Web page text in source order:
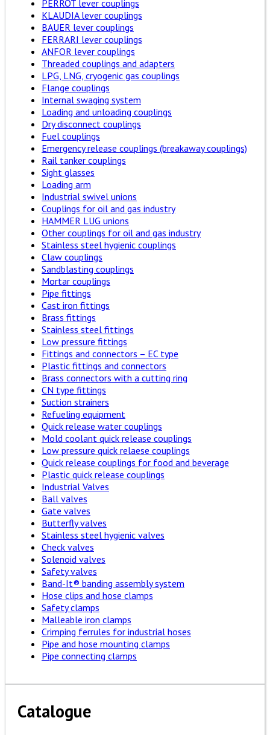
PERROT lever couplings
KLAUDIA lever couplings
BAUER lever couplings
FERRARI lever couplings
ANFOR lever couplings
Threaded couplings and adapters
LPG, LNG, cryogenic gas couplings
Flange couplings
Internal swaging system
Loading and unloading couplings
Dry disconnect couplings
Fuel couplings
Emergency release couplings (breakaway couplings)
Rail tanker couplings
Sight glasses
Loading arm
Industrial swivel unions
Couplings for oil and gas industry
HAMMER LUG unions
Other couplings for oil and gas industry
Stainless steel hygienic couplings
Claw couplings
Sandblasting couplings
Mortar couplings
Pipe fittings
Cast iron fittings
Brass fittings
Stainless steel fittings
Low pressure fittings
Fittings and connectors – EC type
Plastic fittings and connectors
Brass connectors with a cutting ring
CN type fittings
Suction strainers
Refueling equipment
Quick release water couplings
Mold coolant quick release couplings
Low pressure quick relaese couplings
Quick release couplings for food and beverage
Plastic quick release couplings
Industrial Valves
Ball valves
Gate valves
Butterfly valves
Stainless steel hygienic valves
Check valves
Solenoid valves
Safety valves
Band-It® banding assembly system
Hose clips and hose clamps
Safety clamps
Malleable iron clamps
Crimping ferrules for industrial hoses
Pipe and hose mounting clamps
Pipe connecting clamps
Catalogue